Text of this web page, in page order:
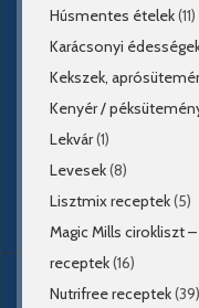
Húsmentes ételek(11)
Karácsonyi
Kekszek,
Kenyér /
Lekvár(1)
Levesek(8)
Lisztmix receptek(5)
Magic Mills cirokliszt
receptek(16)
Nutrifree receptek(39)